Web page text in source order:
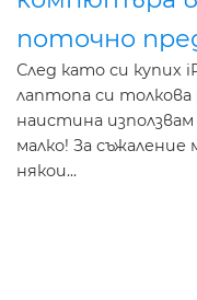
поточно
След като си купих
лаптопа си толкова
наистина
малко! За
някои...